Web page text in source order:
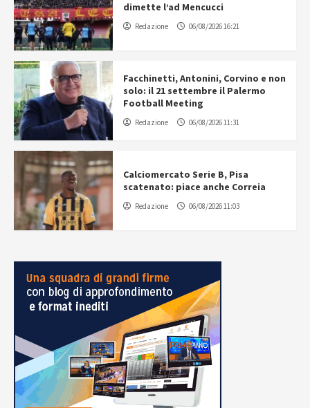
dimette l’ad Mencucci
Redazione 06/08/2026 16:21
Facchinetti, Antonini, Corvino e non
solo: il 21 settembre il Palermo
Football Meeting
Redazione 06/08/2026 11:31
Calciomercato Serie B, Pisa
scatenato: piace anche Correia
Redazione 06/08/2026 11:03